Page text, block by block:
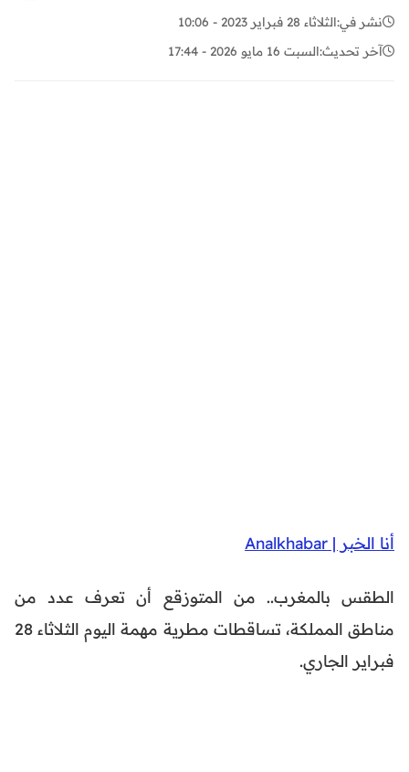
نشر في:الثلاثاء 28 فبراير 2023 - 10:06
آخر تحديث:السبت 16 مايو 2026 - 17:44
أنا الخبر | Analkhabar
الطقس بالمغرب.. من المتوزقع أن تعرف عدد من
مناطق المملكة، تساقطات مطرية مهمة اليوم الثلاثاء 28
فبراير الجاري.